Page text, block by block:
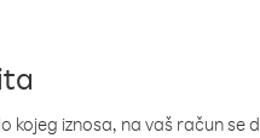
kojeg iznosa, na vaš račun